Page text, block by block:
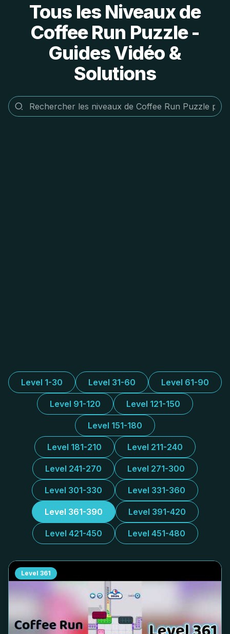
Tous les Niveaux de
Coffee Run Puzzle -
Guides Vidéo &
Solutions
Level 1-30 Level 31-60 Level 61-90
Level 91-120 Level 121-150
Level 151-180
Level 181-210 Level 211-240
Level 241-270 Level 271-300
Level 301-330 Level 331-360
Level 361-390 Level 391-420
Level 421-450 Level 451-480
Level 361